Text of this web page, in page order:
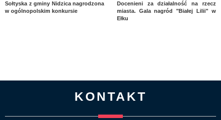
Sołtyska z gminy Nidzica nagrodzona
w ogólnopolskim konkursie
Docenieni za działalność na rzecz
miasta. Gala nagród "Białej Lilii" w
Ełku
KONTAKT